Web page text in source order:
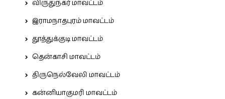
விருதுநகர் மாவட்டம்
இராமநாதபுரம் மாவட்டம்
தூத்துக்குடி மாவட்டம்
தென்காசி மாவட்டம்
திருநெல்வேலி மாவட்டம்
கன்னியாகுமரி மாவட்டம்